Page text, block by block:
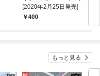
[2020年2月25日発売]
400
もっと見る